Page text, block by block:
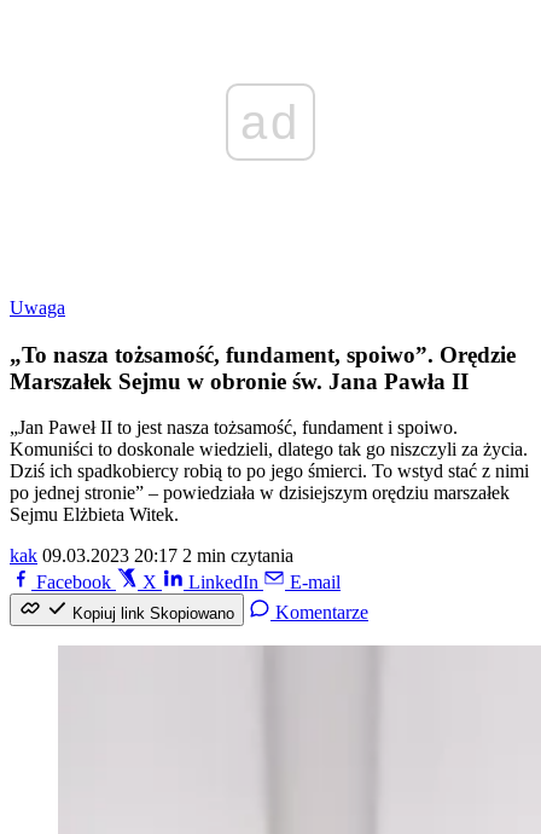
ad
Uwaga
„To nasza tożsamość, fundament, spoiwo”. Orędzie
Marszałek Sejmu w obronie św. Jana Pawła II
„Jan Paweł II to jest nasza tożsamość, fundament i spoiwo.
Komuniści to doskonale wiedzieli, dlatego tak go niszczyli za życia.
Dziś ich spadkobiercy robią to po jego śmierci. To wstyd stać z nimi
po jednej stronie” – powiedziała w dzisiejszym orędziu marszałek
Sejmu Elżbieta Witek.
kak 09.03.2023 20:17 2 min czytania
Facebook
X LinkedIn E-mail
Kopiuj link Skopiowano Komentarze